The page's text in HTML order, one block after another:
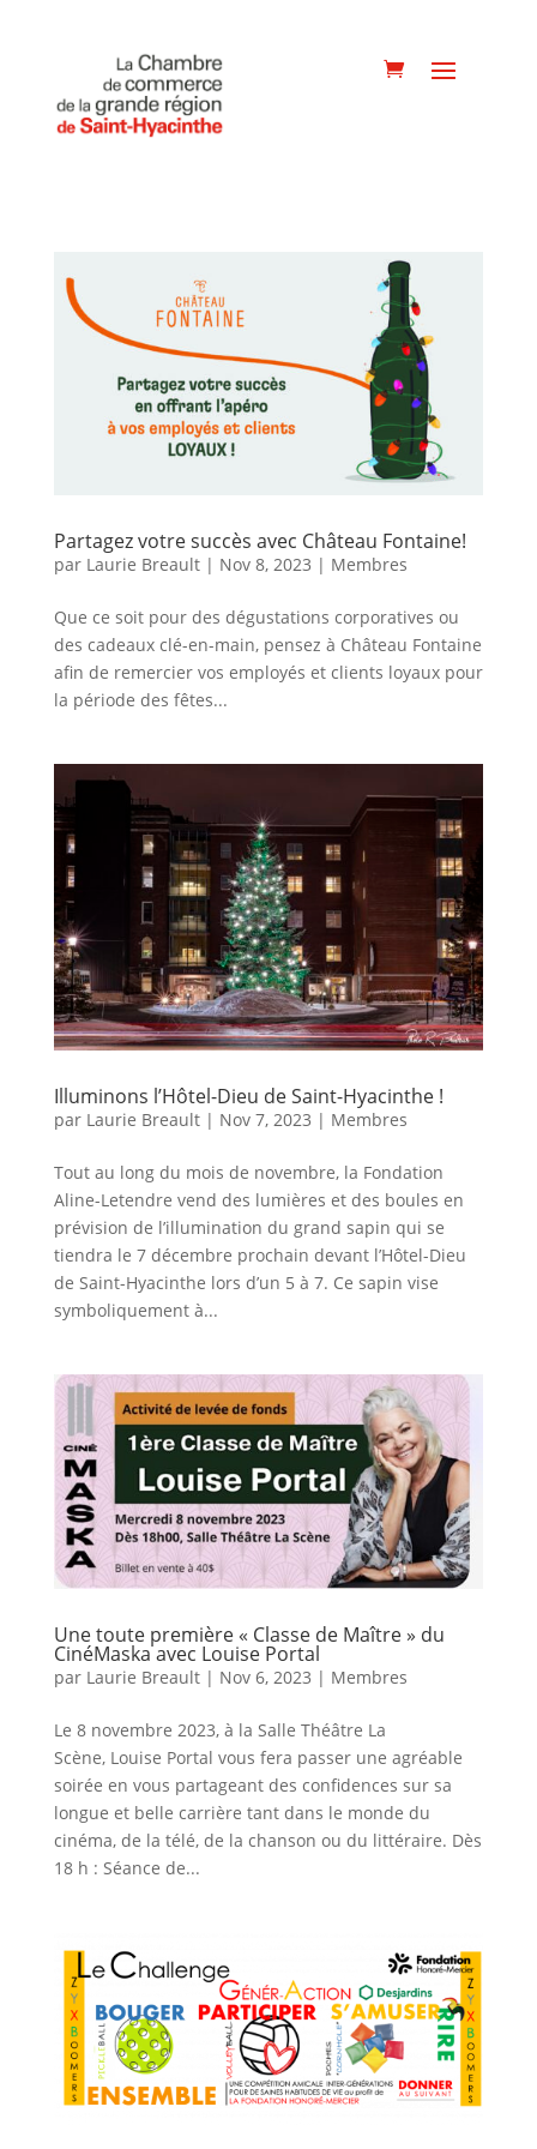
Partagez votre succès avec Château Fontaine!
par Laurie Breault| Nov 8, 2023 | Membres
Que ce soit pour des dégustations corporatives ou
des cadeaux clé-en-main, pensez à Château Fontaine
afin de remercier vos employés et clients loyaux pour
la période des fêtes...
Illuminons l’Hôtel-Dieu de Saint-Hyacinthe !
par Laurie Breault| Nov 7, 2023 | Membres
Tout au long du mois de novembre, la Fondation
Aline-Letendre vend des lumières et des boules en
prévision de l’illumination du grand sapin qui se
tiendra le 7 décembre prochain devant l’Hôtel-Dieu
de Saint-Hyacinthe lors d’un 5 à 7. Ce sapin vise
symboliquement à...
Une toute première « Classe de Maître » du
CinéMaska avec Louise Portal
par Laurie Breault| Nov 6, 2023 | Membres
Le 8 novembre 2023, à la Salle Théâtre La
Scène, Louise Portal vous fera passer une agréable
soirée en vous partageant des confidences sur sa
longue et belle carrière tant dans le monde du
cinéma, de la télé, de la chanson ou du littéraire. Dès
18 h : Séance de...